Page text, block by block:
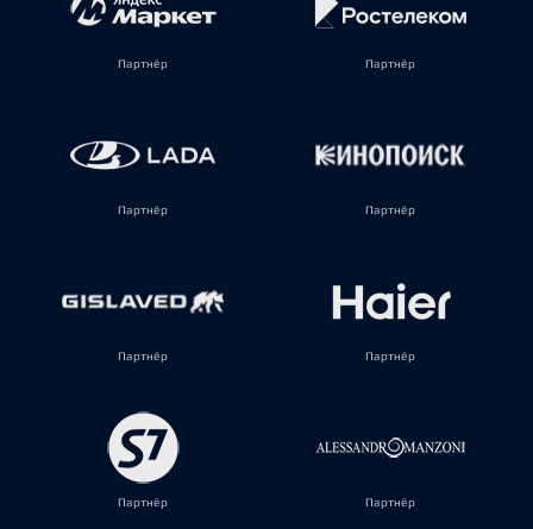
Партнёр Партнёр
Партнёр Партнёр
Партнёр Партнёр
Партнёр Партнёр